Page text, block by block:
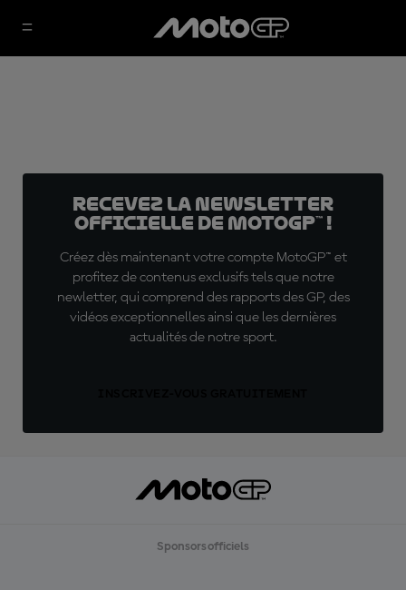
Recevez la Newsletter
officielle de MotoGP™ !
Créez dès maintenant votre compte MotoGP™ et
profitez de contenus exclusifs tels que notre
newletter, qui comprend des rapports des GP, des
vidéos exceptionnelles ainsi que les dernières
actualités de notre sport.
Sponsors officiels